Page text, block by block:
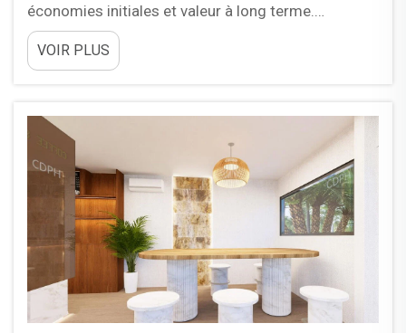
économies initiales et valeur à long terme.
Réduction des coûts de main-d'œuvre et de
matériaux : comment les petites maisons
préfabriquées construites en usine permettent de
de petites maisons préfabriquées en usine permet
généralement de réaliser des économies
cohérentes...
VOIR PLUS